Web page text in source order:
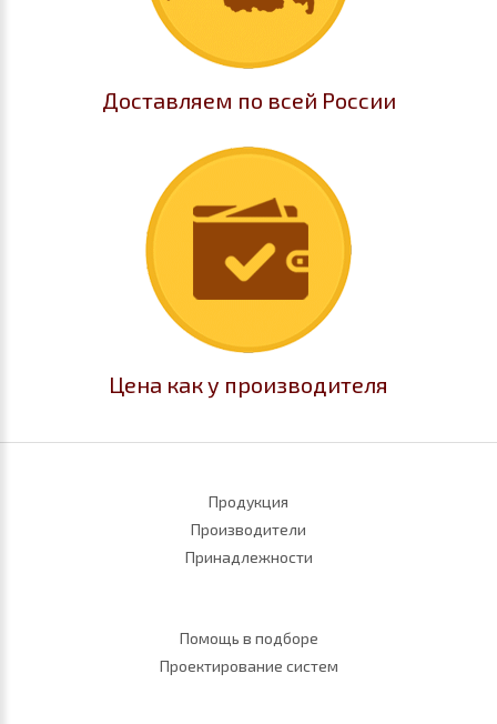
Доставляем по всей России
Цена как у производителя
Продукция
Производители
Принадлежности
Помощь в подборе
Проектирование систем